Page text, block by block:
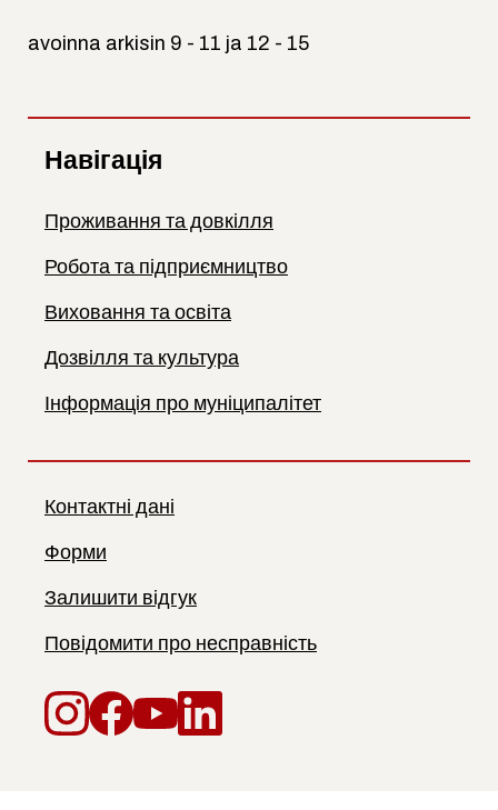
avoinna arkisin 9 - 11 ja 12 - 15
Навігація
Проживання та довкілля
Робота та підприємництво
Виховання та освіта
Дозвілля та культура
Інформація про муніципалітет
Контактні дані
Форми
Залишити відгук
Повідомити про несправність
Instagram
Facebook
YouTube
LinkedIn